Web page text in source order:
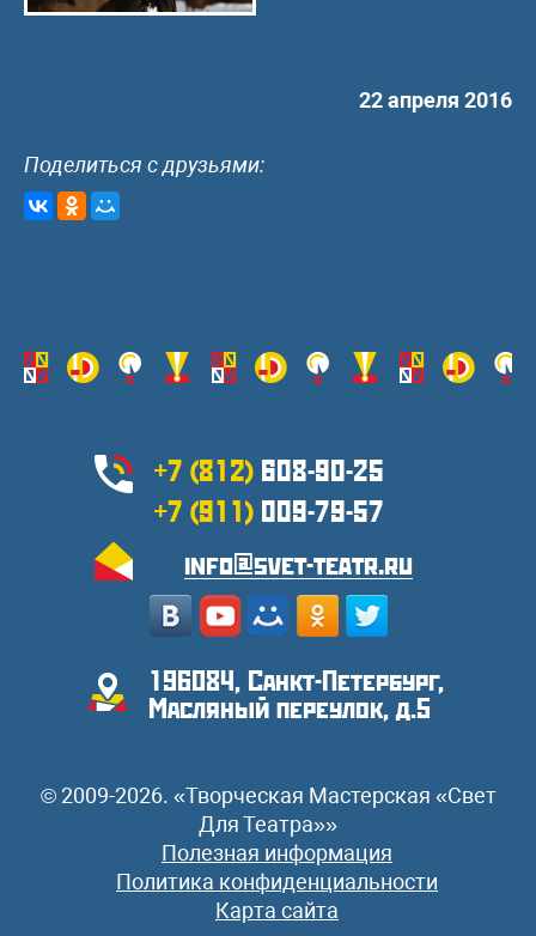
22 апреля 2016
Поделиться с друзьями:
+7 (812) 608-90-25
+7 (911) 009-79-57
info@svet-teatr.ru
196084, Санкт-Петербург,
Масляный переулок, д.5
© 2009-2026. «Творческая Мастерская «Свет
Для Театра»»
Полезная информация
Политика конфиденциальности
Карта сайта